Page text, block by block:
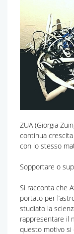
ZUA (Giorgia
continua
con lo stesso
Sopportare o
Si racconta che
portato per
studiato la
rappresentare il
questo motivo si